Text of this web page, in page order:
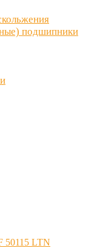
подшипники